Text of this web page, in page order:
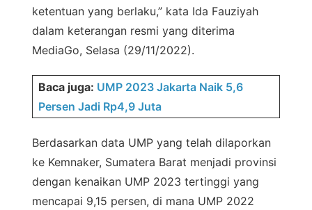
ketentuan yang berlaku,” kata Ida Fauziyah
dalam keterangan resmi yang diterima
MediaGo, Selasa (29/11/2022).
Baca juga: UMP 2023 Jakarta Naik 5,6
Persen Jadi Rp4,9 Juta
Berdasarkan data UMP yang telah dilaporkan
ke Kemnaker, Sumatera Barat menjadi provinsi
dengan kenaikan UMP 2023 tertinggi yang
mencapai 9,15 persen, di mana UMP 2022